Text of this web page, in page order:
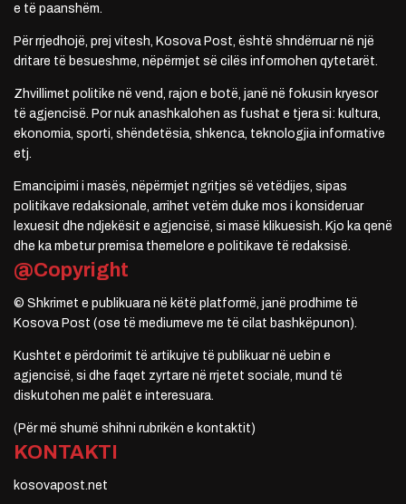
e të paanshëm.
Për rrjedhojë, prej vitesh, Kosova Post, është shndërruar në një
dritare të besueshme, nëpërmjet së cilës informohen qytetarët.
Zhvillimet politike në vend, rajon e botë, janë në fokusin kryesor
të agjencisë. Por nuk anashkalohen as fushat e tjera si: kultura,
ekonomia, sporti, shëndetësia, shkenca, teknologjia informative
etj.
Emancipimi i masës, nëpërmjet ngritjes së vetëdijes, sipas
politikave redaksionale, arrihet vetëm duke mos i konsideruar
lexuesit dhe ndjekësit e agjencisë, si masë klikuesish. Kjo ka qenë
dhe ka mbetur premisa themelore e politikave të redaksisë.
@Copyright
© Shkrimet e publikuara në këtë platformë, janë prodhime të
Kosova Post (ose të mediumeve me të cilat bashkëpunon).
Kushtet e përdorimit të artikujve të publikuar në uebin e
agjencisë, si dhe faqet zyrtare në rrjetet sociale, mund të
diskutohen me palët e interesuara.
(Për më shumë shihni rubrikën e kontaktit)
KONTAKTI
kosovapost.net